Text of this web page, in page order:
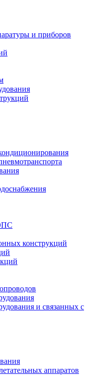
и приборов
конструкций
и связанных с
аппаратов